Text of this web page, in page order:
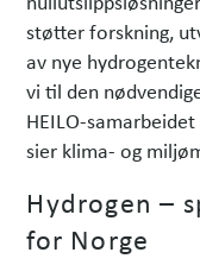
støtter forskning,
av nye
vi til den
HEILO-
sier klima- og
Hydrogen –
for Norge